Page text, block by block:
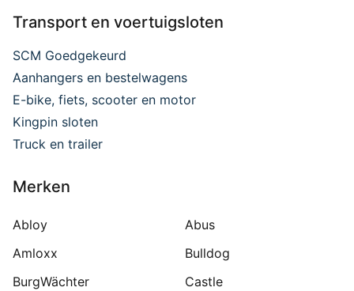
Transport en voertuigsloten
SCM Goedgekeurd
Aanhangers en bestelwagens
E-bike, fiets, scooter en motor
Kingpin sloten
Truck en trailer
Merken
Abloy
Abus
Amloxx
Bulldog
BurgWächter
Castle